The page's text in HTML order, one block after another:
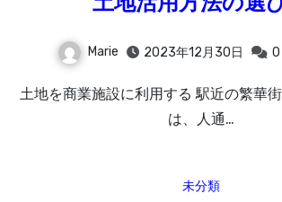
土地活用方法の選
Marie 2023年12月30日 0
土地を商業施設に利用する 駅近の繁華街に位置する土地
は、人通…
未分類